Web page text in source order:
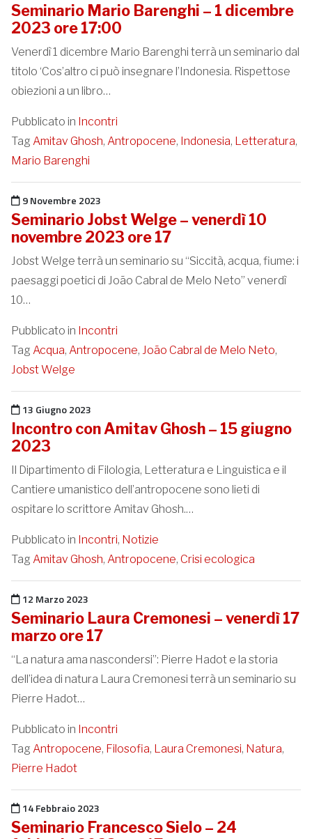
Seminario Mario Barenghi – 1 dicembre
2023 ore 17:00
Venerdì 1 dicembre Mario Barenghi terrà un seminario dal
titolo ‘Cos’altro ci può insegnare l’Indonesia. Rispettose
obiezioni a un libro…
Pubblicato in Incontri
Tag Amitav Ghosh, Antropocene, Indonesia, Letteratura,
Mario Barenghi
Pubblicato il
9 Novembre 2023
Seminario Jobst Welge – venerdì 10
novembre 2023 ore 17
Jobst Welge terrà un seminario su “Siccità, acqua, fiume: i
paesaggi poetici di João Cabral de Melo Neto” venerdì
10…
Pubblicato in Incontri
Tag Acqua, Antropocene, João Cabral de Melo Neto,
Jobst Welge
Pubblicato il
13 Giugno 2023
Incontro con Amitav Ghosh – 15 giugno
2023
Il Dipartimento di Filologia, Letteratura e Linguistica e il
Cantiere umanistico dell’antropocene sono lieti di
ospitare lo scrittore Amitav Ghosh.…
Pubblicato in Incontri, Notizie
Tag Amitav Ghosh, Antropocene, Crisi ecologica
Pubblicato il
12 Marzo 2023
Seminario Laura Cremonesi – venerdì 17
marzo ore 17
“La natura ama nascondersi”: Pierre Hadot e la storia
dell’idea di natura Laura Cremonesi terrà un seminario su
Pierre Hadot…
Pubblicato in Incontri
Tag Antropocene, Filosofia, Laura Cremonesi, Natura,
Pierre Hadot
Pubblicato il
14 Febbraio 2023
Seminario Francesco Sielo – 24